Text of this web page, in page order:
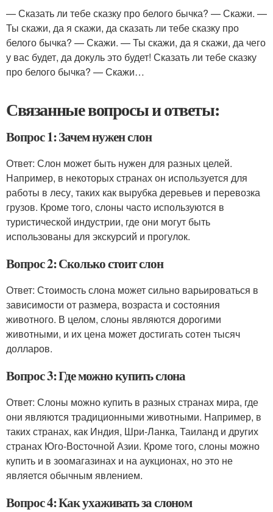
— Сказать ли тебе сказку про белого бычка? — Скажи. —
Ты скажи, да я скажи, да сказать ли тебе сказку про
белого бычка? — Скажи. — Ты скажи, да я скажи, да чего
у вас будет, да докуль это будет! Сказать ли тебе сказку
про белого бычка? — Скажи…
Связанные вопросы и ответы:
Вопрос 1: Зачем нужен слон
Ответ: Слон может быть нужен для разных целей.
Например, в некоторых странах он используется для
работы в лесу, таких как вырубка деревьев и перевозка
грузов. Кроме того, слоны часто используются в
туристической индустрии, где они могут быть
использованы для экскурсий и прогулок.
Вопрос 2: Сколько стоит слон
Ответ: Стоимость слона может сильно варьироваться в
зависимости от размера, возраста и состояния
животного. В целом, слоны являются дорогими
животными, и их цена может достигать сотен тысяч
долларов.
Вопрос 3: Где можно купить слона
Ответ: Слоны можно купить в разных странах мира, где
они являются традиционными животными. Например, в
таких странах, как Индия, Шри-Ланка, Таиланд и других
странах Юго-Восточной Азии. Кроме того, слоны можно
купить и в зоомагазинах и на аукционах, но это не
является обычным явлением.
Вопрос 4: Как ухаживать за слоном